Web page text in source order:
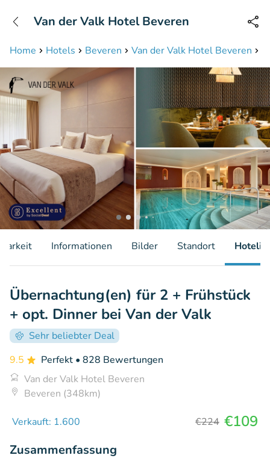
Erreichbar bis 23:00 Uhr
Home Hotels Beveren Van der Valk Hotel Beveren
Van der Valk Hotel Beveren
Informationen Bilder Standort
Übernachtung(en) für 2 + Frühstück
+ opt. Dinner bei Van der Valk
Sehr beliebter Deal
9.5
Perfekt • 828 Bewertungen
Van der Valk Hotel Beveren
Beveren (348km)
Verkauft: 1.600 €224 €109
Zusammenfassung